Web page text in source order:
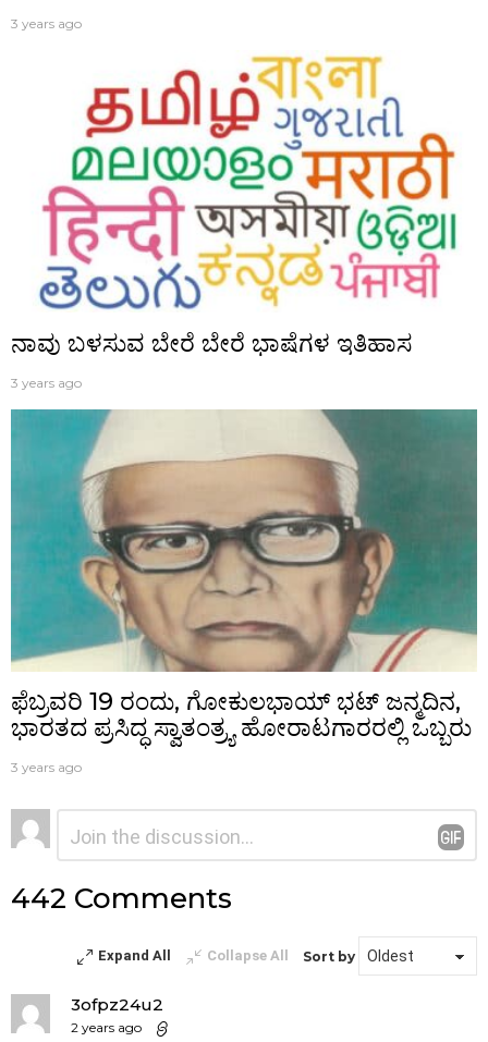
3 years ago
ನಾವು ಬಳಸುವ ಬೇರೆ ಬೇರೆ ಭಾಷೆಗಳ ಇತಿಹಾಸ
3 years ago
ಫೆಬ್ರವರಿ 19 ರಂದು, ಗೋಕುಲಭಾಯ್ ಭಟ್ ಜನ್ಮದಿನ,
ಭಾರತದ ಪ್ರಸಿದ್ಧ ಸ್ವಾತಂತ್ರ್ಯ ಹೋರಾಟಗಾರರಲ್ಲಿ ಒಬ್ಬರು
3 years ago
ನಿಮ್ಮದೊಂದು
ಉತ್ತರ
442 Comments
Expand All Collapse All Sort by
3ofpz24u2
2 years ago